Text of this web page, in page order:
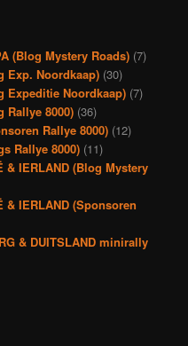
(Blog Mystery Roads) (7)
Exp. Noordkaap) (30)
Expeditie Noordkaap) (7)
Rallye 8000) (36)
Rallye 8000) (12)
Rallye 8000) (11)
& IERLAND (Blog Mystery
& IERLAND (Sponsoren
& DUITSLAND minirally